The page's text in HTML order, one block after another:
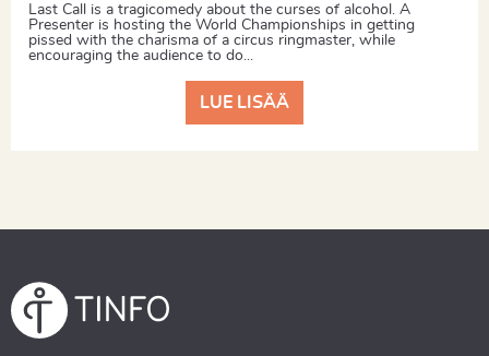
Last Call is a tragicomedy about the curses of alcohol. A
Presenter is hosting the World Championships in getting
pissed with the charisma of a circus ringmaster, while
encouraging the audience to do...
LUE LISÄÄ